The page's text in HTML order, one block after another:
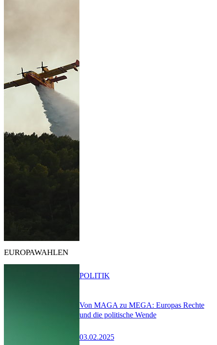
EUROPAWAHLEN
Von MAGA zu MEGA: Europas Rechte
und die politische Wende
03.02.2025
POLITIK